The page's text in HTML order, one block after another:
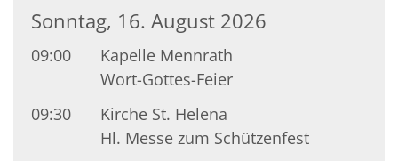
Sonntag, 16. August 2026
09:00
Kapelle Mennrath
Wort-Gottes-Feier
09:30
Kirche St. Helena
Hl. Messe zum Schützenfest